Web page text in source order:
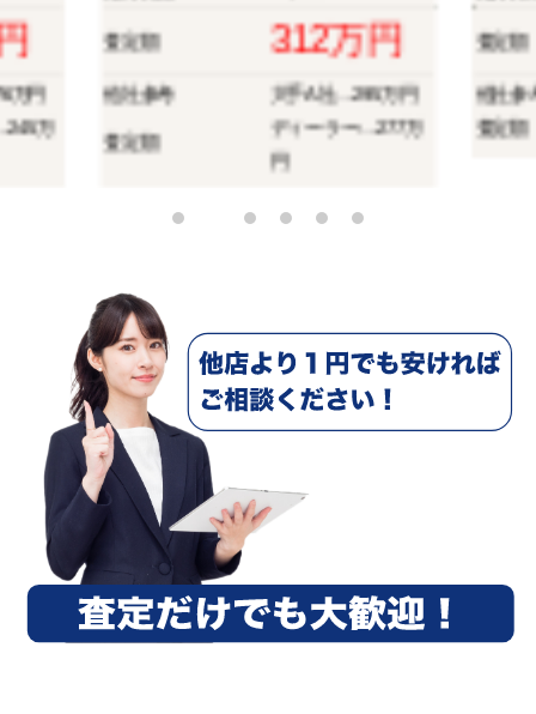
万円
万
査定額 312万円
他社参考 大手A社…295万円
査定額
ディーラー…277万
円
査定額
他社参
査定額